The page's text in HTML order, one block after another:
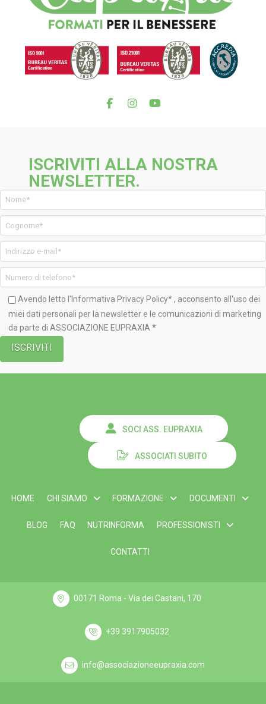
ISCRIVITI ALLA NOSTRA
NEWSLETTER.
Avendo letto l'Informativa Privacy Policy*, acconsento all'uso dei
miei dati personali per la newsletter e le comunicazioni di marketing
da parte di ASSOCIAZIONE EUPRAXIA *
SOCI ASS. EUPRAXIA
ASSOCIATI SUBITO
HOME CHI SIAMO FORMAZIONE DOCUMENTI
BLOG FAQ NUTRINFORMA PROFESSIONISTI
CONTATTI
00171 Roma - Via dei Castani, 170
+39 3917905032
info@associazioneeupraxia.com